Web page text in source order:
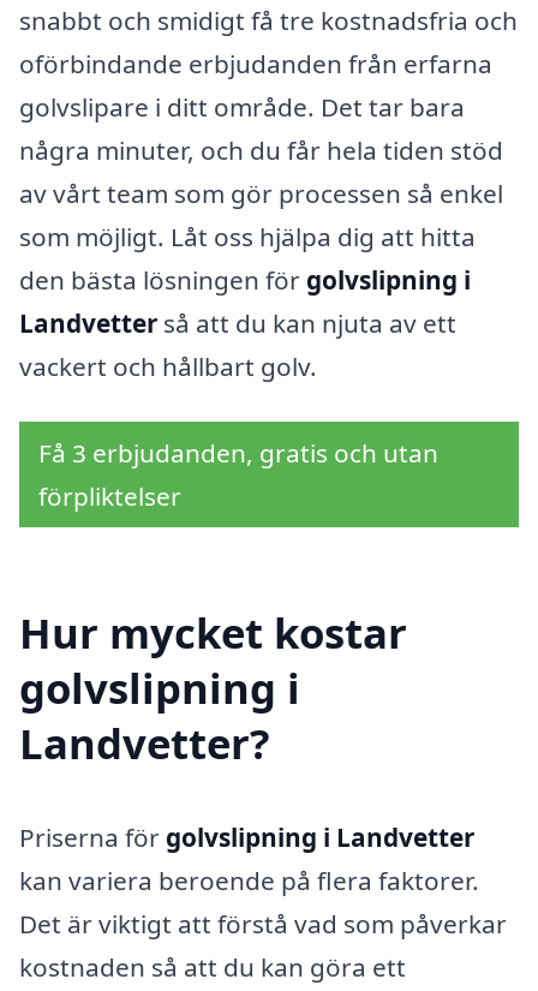
snabbt och smidigt få tre kostnadsfria och
oförbindande erbjudanden från erfarna
golvslipare i ditt område. Det tar bara
några minuter, och du får hela tiden stöd
av vårt team som gör processen så enkel
som möjligt. Låt oss hjälpa dig att hitta
den bästa lösningen för golvslipning i
Landvetter så att du kan njuta av ett
vackert och hållbart golv.
Få 3 erbjudanden, gratis och utan
förpliktelser
Hur mycket kostar
golvslipning i
Landvetter?
Priserna för golvslipning i Landvetter
kan variera beroende på flera faktorer.
Det är viktigt att förstå vad som påverkar
kostnaden så att du kan göra ett